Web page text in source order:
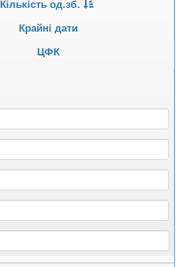
Кількість од.зб.
Крайні дати
ЦФК